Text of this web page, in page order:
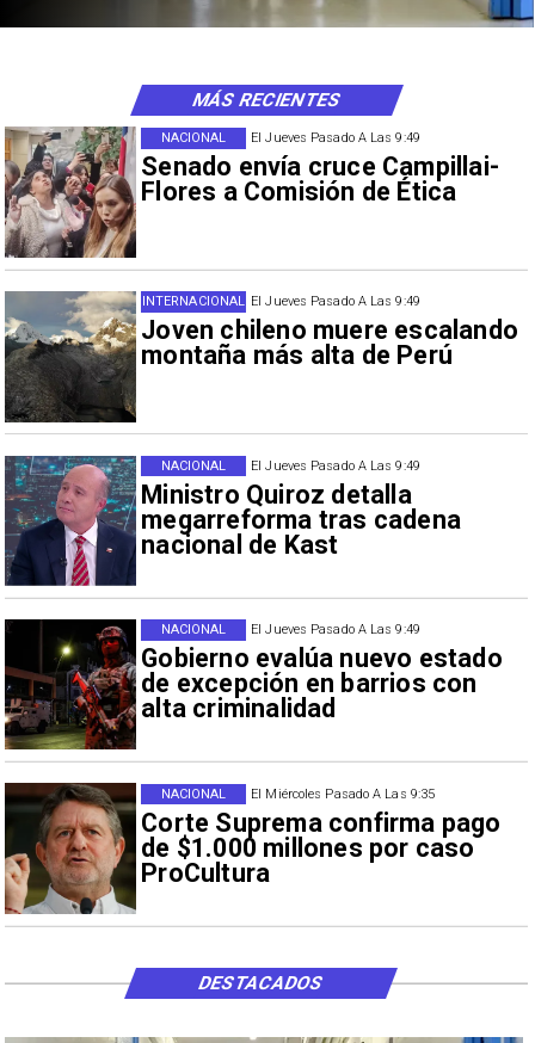
El Jueves Pasado A Las 9:49
Senado envía cruce Campillai-
Flores a Comisión de Ética
NACIONAL
El Jueves Pasado A Las 9:49
Joven chileno muere escalando
montaña más alta de Perú
INTERNACIONAL
El Jueves Pasado A Las 9:49
Ministro Quiroz detalla
megarreforma tras cadena
nacional de Kast
NACIONAL
El Jueves Pasado A Las 9:49
Gobierno evalúa nuevo estado
de excepción en barrios con
alta criminalidad
NACIONAL
El Miércoles Pasado A Las 9:35
Corte Suprema confirma pago
de $1.000 millones por caso
ProCultura
NACIONAL
MÁS RECIENTES
DESTACADOS